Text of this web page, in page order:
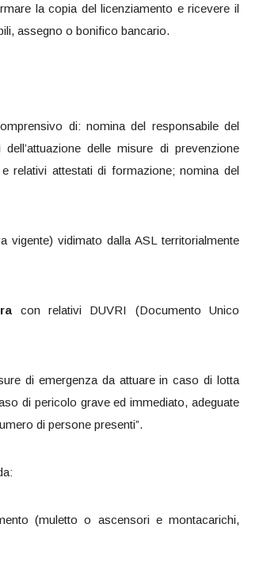
la copia del licenziamento e ricevere il
assegno o bonifico bancario.
di: nomina del responsabile del
delle misure di prevenzione
relativi attestati di formazione; nomina del
vigente) vidimato dalla ASL territorialmente
con relativi DUVRI (Documento Unico
di emergenza da attuare in caso di lotta
di pericolo grave ed immediato, adeguate
di persone presenti”.
(muletto o ascensori e montacarichi,